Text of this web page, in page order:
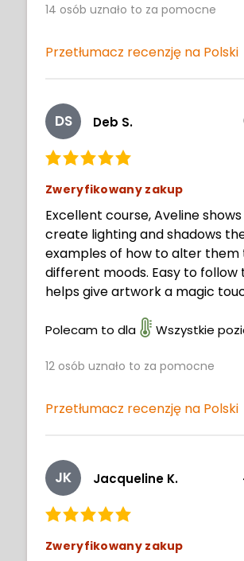
14 osób uznało to za pomocne
Przetłumacz recenzję na Polski
DS Deb S.
Zweryfikowany zakup
Excellent course, Aveline
create lighting and shadows
examples of how to alter
different moods. Easy to follow
helps give artwork a magic
Polecam to dla Wszystkie
12 osób uznało to za pomocne
Przetłumacz recenzję na Polski
JK Jacqueline K.
Zweryfikowany zakup